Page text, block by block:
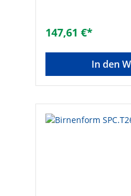
600Schutzart (IP):
[W]:
95Breite [mm]:
EdelstahlHöhe/Tiefe
EErfassungswinkel
Leuchte:
147,61 €*
In den